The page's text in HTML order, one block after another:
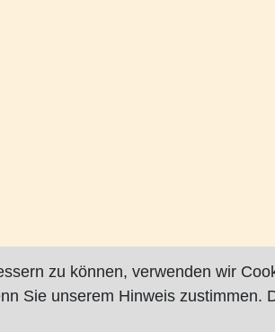
zu können, verwenden wir
Sie unserem Hinweis